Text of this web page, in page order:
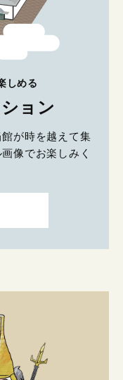
しめる
ョン
が時を越えて集
像でお楽しみく